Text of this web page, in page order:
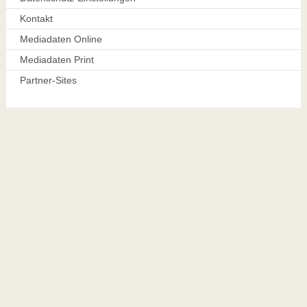
Kontakt
Mediadaten Online
Mediadaten Print
Partner-Sites